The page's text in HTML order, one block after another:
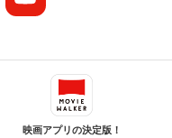
映画アプリの決定版！